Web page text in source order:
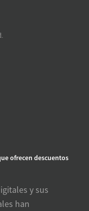
ofrecen descuentos
y sus
han